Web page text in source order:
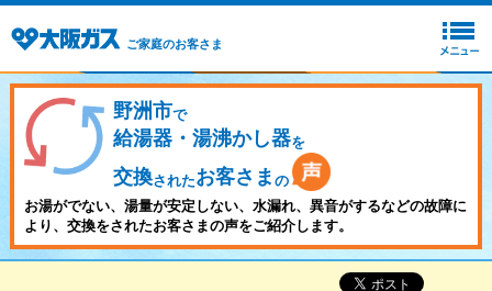
ご家庭のお客さま
野洲市で
給湯器・湯沸かし器を
交換されたお客さま の
お湯がでない、湯量が安定しない、水漏れ、異音がするなどの故障に
より、交換をされたお客さまの声をご紹介します。